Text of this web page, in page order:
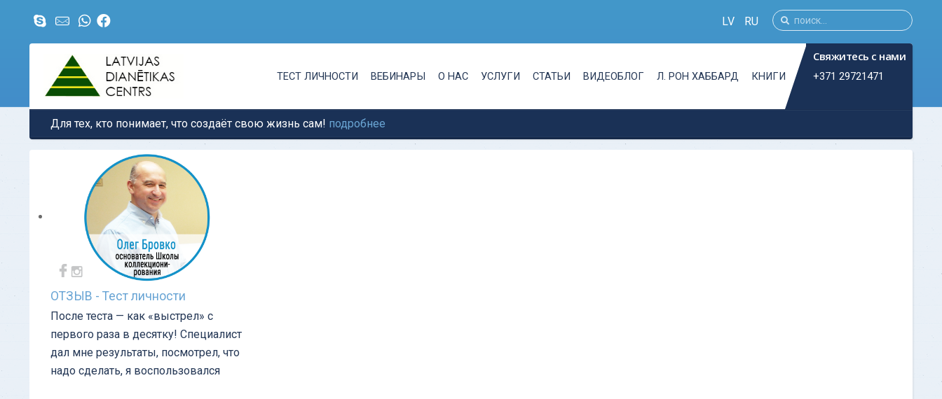
LV RU
ТЕСТ ЛИЧНОСТИ ВЕБИНАРЫ О НАС УСЛУГИ СТАТЬИ ВИДЕОБЛОГ Л. РОН ХАББАРД КНИГИ
Свяжитесь с нами
+371 29721471
Для тех, кто понимает, что создаёт свою жизнь сам! подробнее
ОТЗЫВ - Тест личности
После теста — как «выстрел» с
первого раза в десятку! Cпециалист
дал мне результаты, посмотрел, что
надо сделать, я воспользовался